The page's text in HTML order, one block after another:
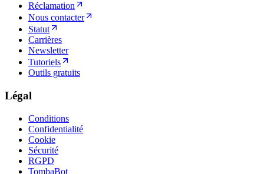
Réclamation
Nous contacter
Statut
Carrières
Newsletter
Tutoriels
Outils gratuits
Légal
Conditions
Confidentialité
Cookie
Sécurité
RGPD
TombaBot